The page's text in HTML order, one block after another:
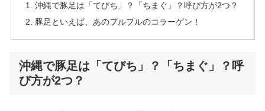
沖縄で豚足は「てびち」？「ちまぐ」？呼び方が2つ？
豚足といえば、あのプルプルのコラーゲン！
沖縄で豚足は「てびち」？「ちまぐ」？呼
び方が2つ？